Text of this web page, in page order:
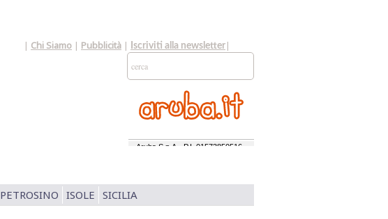
| Chi Siamo | Pubblicità | Iscriviti alla newsletter |
PETROSINO ISOLE SICILIA